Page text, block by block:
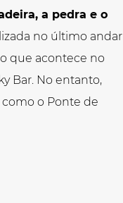
a pedra e o
no último andar
que acontece no
Bar. No entanto,
o Ponte de